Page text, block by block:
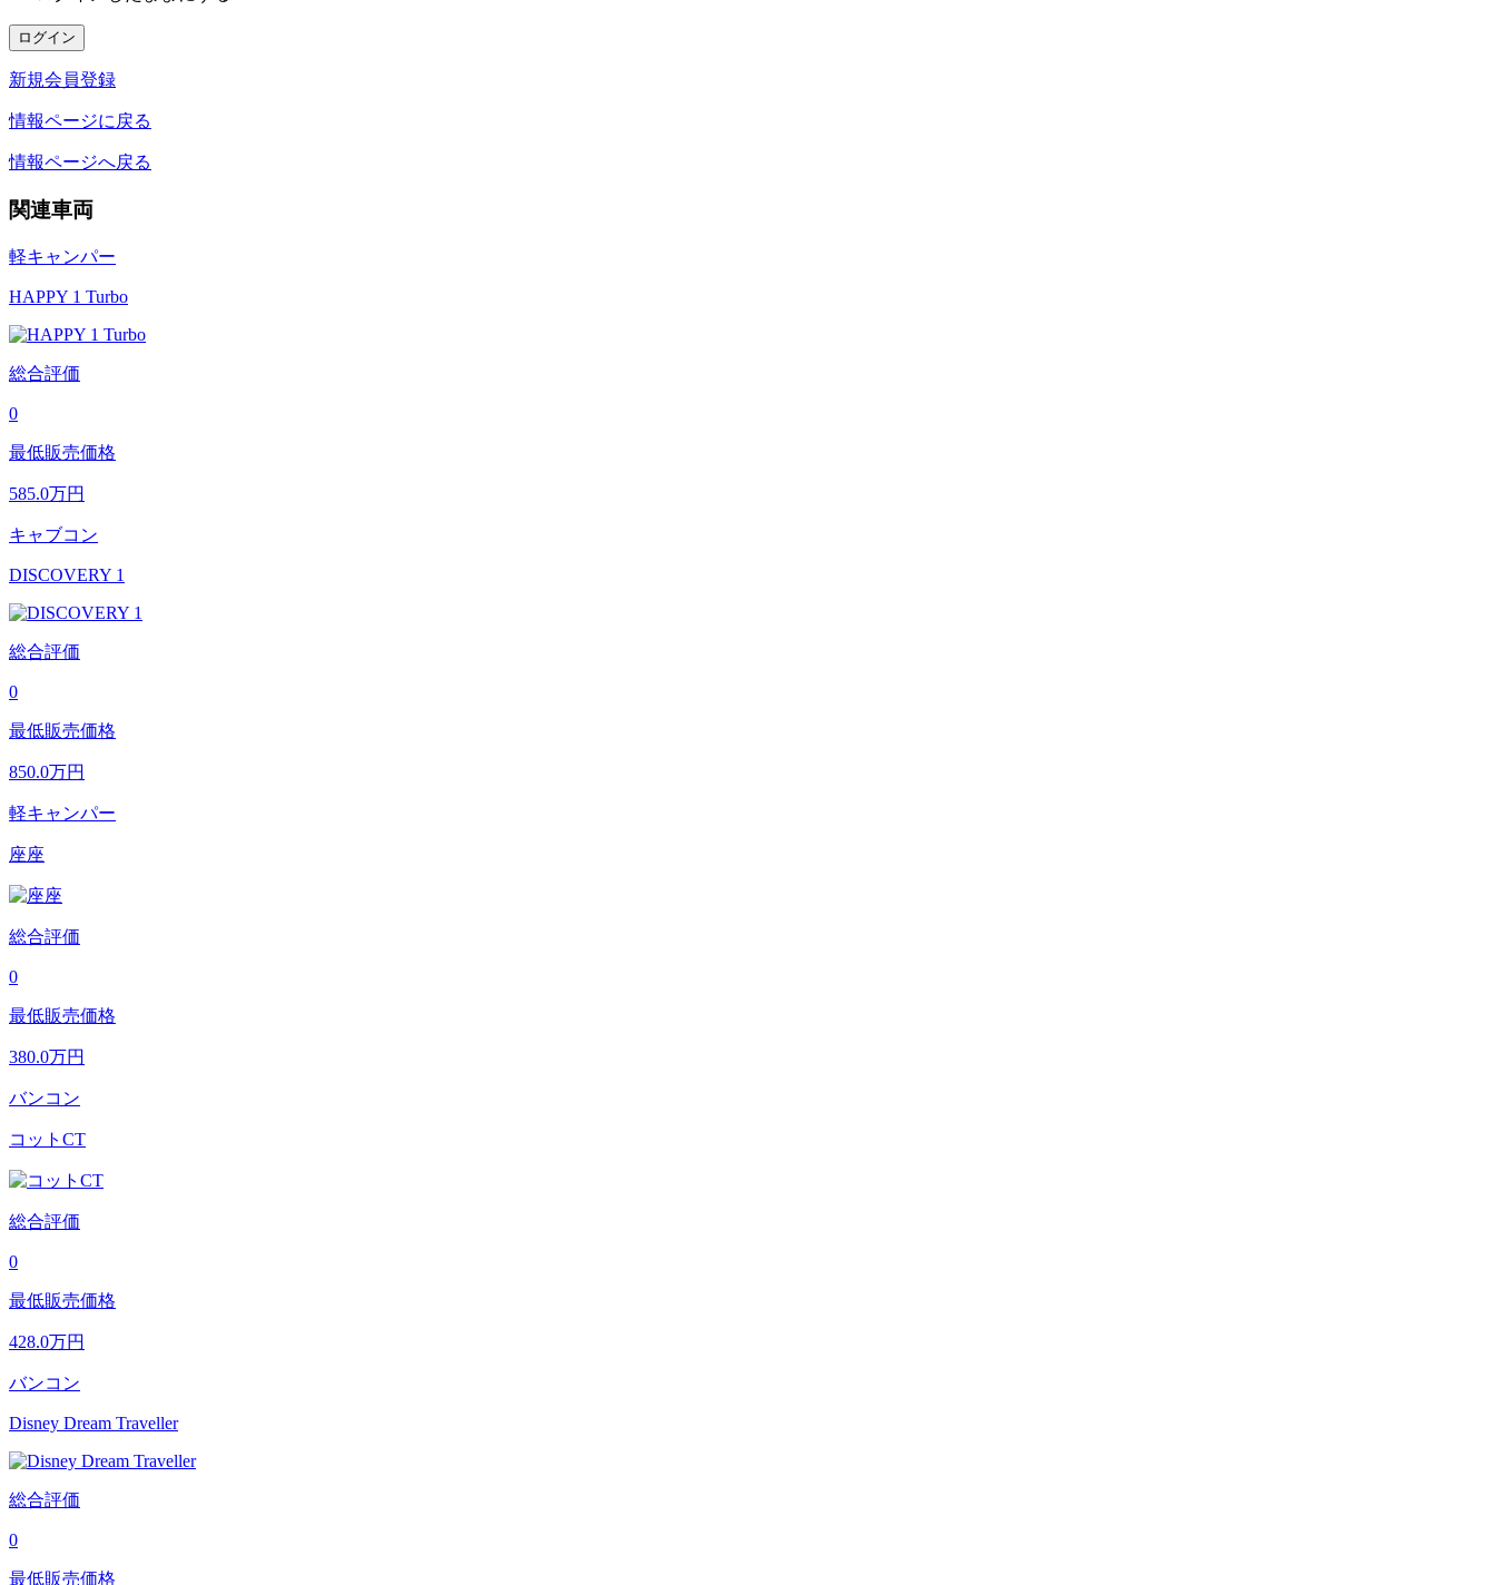
新規会員登録
情報ページに戻る
情報ページへ戻る
関連車両
軽キャンパー
HAPPY 1 Turbo
総合評価
0
最低販売価格
585.0万円
キャブコン
DISCOVERY 1
総合評価
0
最低販売価格
850.0万円
軽キャンパー
座座
総合評価
0
最低販売価格
380.0万円
バンコン
コットCT
総合評価
0
最低販売価格
428.0万円
バンコン
Disney Dream Traveller
総合評価
0
最低販売価格